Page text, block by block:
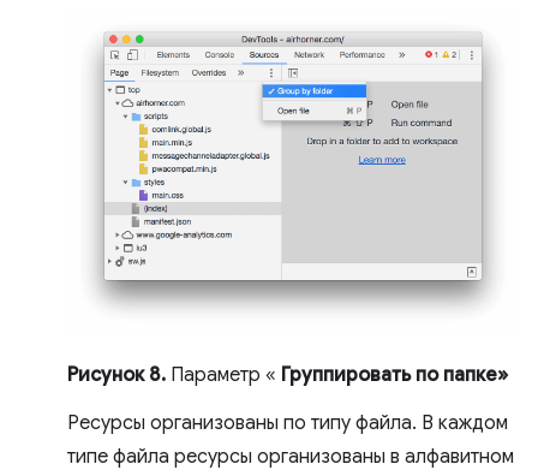
Рисунок 8. Параметр « Группировать по папке»
Ресурсы организованы по типу файла. В каждом
типе файла ресурсы организованы в алфавитном